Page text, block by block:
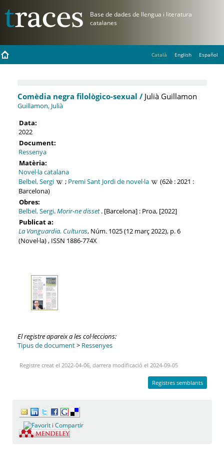
Català English Español
Comèdia negra filològico-sexual /Julià Guillamon
Guillamon, Julià
Data:
2022
Document:
Ressenya
Matèria:
Novel·la catalana
Belbel, Sergi
; Premi Sant Jordi de novel·la
(62è : 2021 :
Barcelona)
Obres:
Belbel, Sergi.Morir-ne disset. [Barcelona] : Proa, [2022]
Publicat a:
La Vanguardia. Culturas, Núm. 1025 (12 març 2022), p. 6
(Novel·la) , ISSN 1886-774X
El registre apareix a les col·leccions:
Tipus de document> Ressenyes
Registre creat el 2022-04-06, darrera modificació el 2024-09-05
Registres semblants